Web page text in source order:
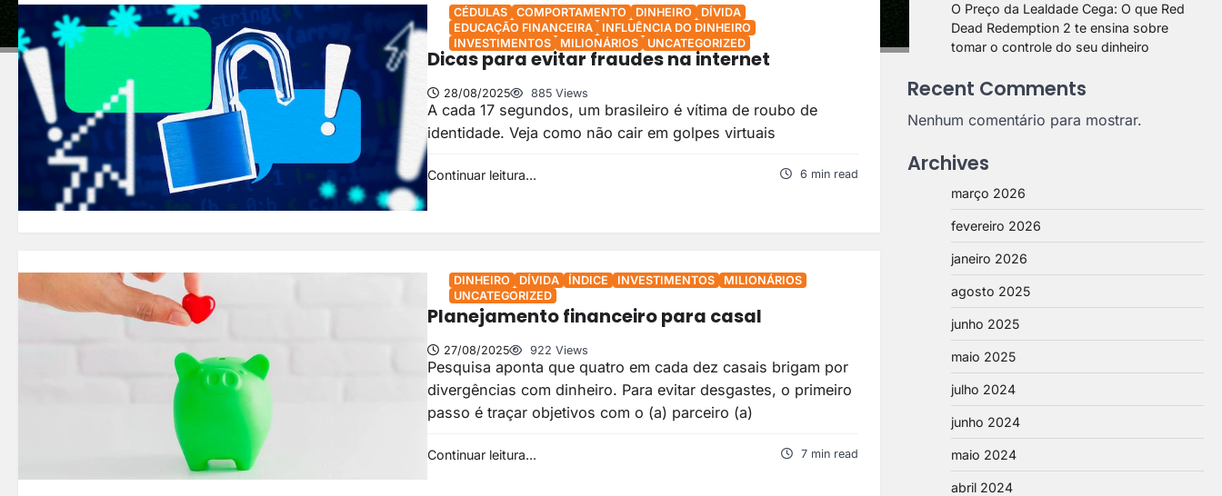
CÉDULAS COMPORTAMENTO DINHEIRO
DÍVIDA
EDUCAÇÃO FINANCEIRA
INFLUÊNCIA DO DINHEIRO
INVESTIMENTOS
MILIONÁRIOS UNCATEGORIZED
Dicas para evitar fraudes na internet
28/08/2025 885 Views
A cada 17 segundos, um brasileiro é vítima de roubo de
identidade. Veja como não cair em golpes virtuais
Continuar leitura... 6 min read
DINHEIRO DÍVIDA ÍNDICE INVESTIMENTOS
MILIONÁRIOS
UNCATEGORIZED
Planejamento financeiro para casal
27/08/2025 922 Views
Pesquisa aponta que quatro em cada dez casais brigam por
divergências com dinheiro. Para evitar desgastes, o primeiro
passo é traçar objetivos com o (a) parceiro (a)
Continuar leitura... 7 min read
O Preço da Lealdade Cega: O que Red
Dead Redemption 2 te ensina sobre
tomar o controle do seu dinheiro
Recent Comments
Nenhum comentário para mostrar.
Archives
março 2026
fevereiro 2026
janeiro 2026
agosto 2025
junho 2025
maio 2025
julho 2024
junho 2024
maio 2024
abril 2024